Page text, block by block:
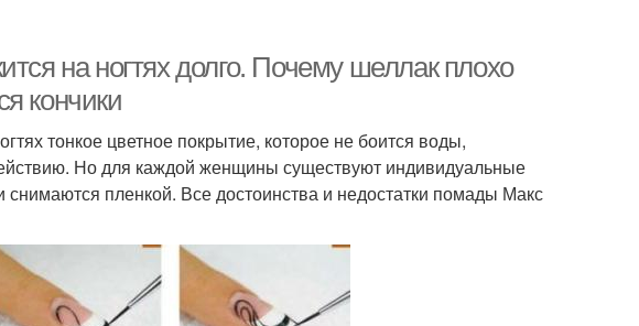
на ногтях долго. Почему шеллак плохо
кончики
тонкое цветное покрытие, которое не боится воды,
Но для каждой женщины существуют индивидуальные
пленкой. Все достоинства и недостатки помады Макс